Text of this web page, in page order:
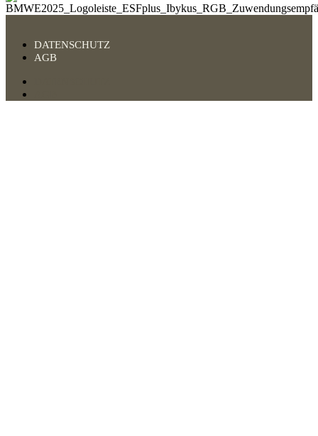
DATENSCHUTZ
AGB